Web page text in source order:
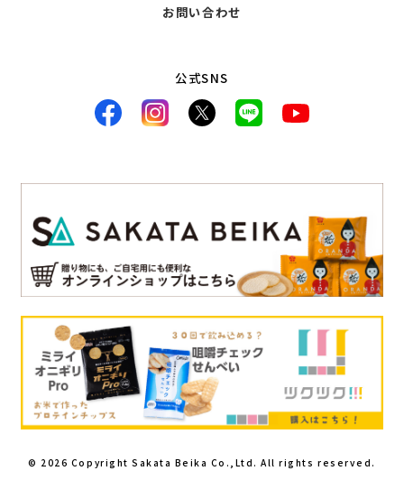
お問い合わせ
公式SNS
© 2026 Copyright Sakata Beika Co.,Ltd. All rights reserved.